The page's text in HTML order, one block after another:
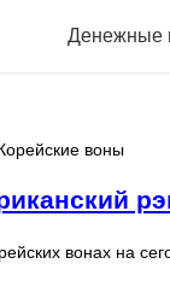
Денежные
воны
вонах на